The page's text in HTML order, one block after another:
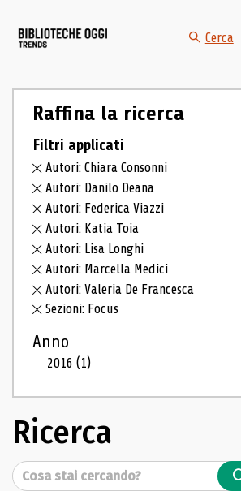
Cerca
Raffina la ricerca
Filtri applicati
Autori: Chiara Consonni
Autori: Danilo Deana
Autori: Federica Viazzi
Autori: Katia Toia
Autori: Lisa Longhi
Autori: Marcella Medici
Autori: Valeria De Francesca
Sezioni: Focus
Anno
2016(1)
Ricerca
Cerca